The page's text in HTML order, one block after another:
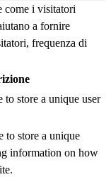
come i visitatori
a fornire
frequenza di
to store a unique user
to store a unique
information on how